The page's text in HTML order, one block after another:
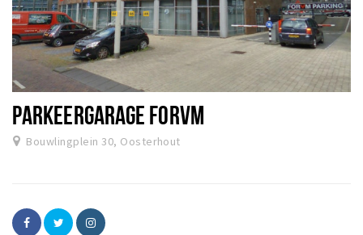
PARKEERGARAGE FORVM
Bouwlingplein 30, Oosterhout